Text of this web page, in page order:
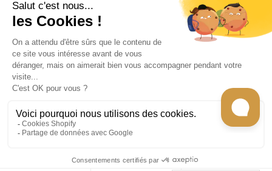
CONTACT
INFORMATION
EN SAVOIR PLUS
GET CHEF CARO'S RECIPES